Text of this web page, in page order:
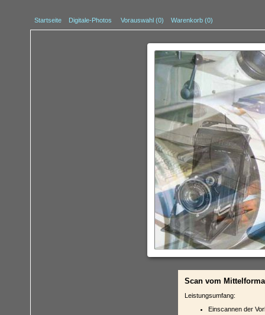
Startseite Digitale-Photos Vorauswahl (0) Warenkorb (0)
Scan vom
Leistungsumfang:
Einscannen der